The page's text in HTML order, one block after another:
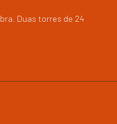
Duas torres de 24